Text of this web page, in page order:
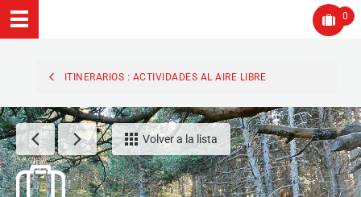
0
ITINERARIOS : ACTIVIDADES AL AIRE LIBRE
Volver a la lista